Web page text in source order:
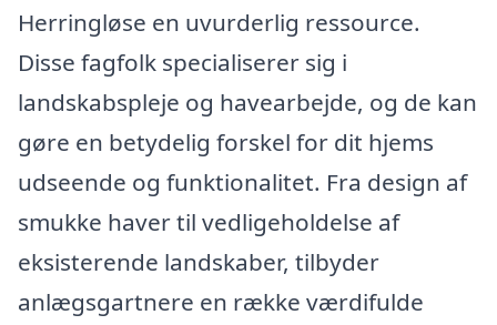
Herringløse en uvurderlig ressource.
Disse fagfolk specialiserer sig i
landskabspleje og havearbejde, og de kan
gøre en betydelig forskel for dit hjems
udseende og funktionalitet. Fra design af
smukke haver til vedligeholdelse af
eksisterende landskaber, tilbyder
anlægsgartnere en række værdifulde